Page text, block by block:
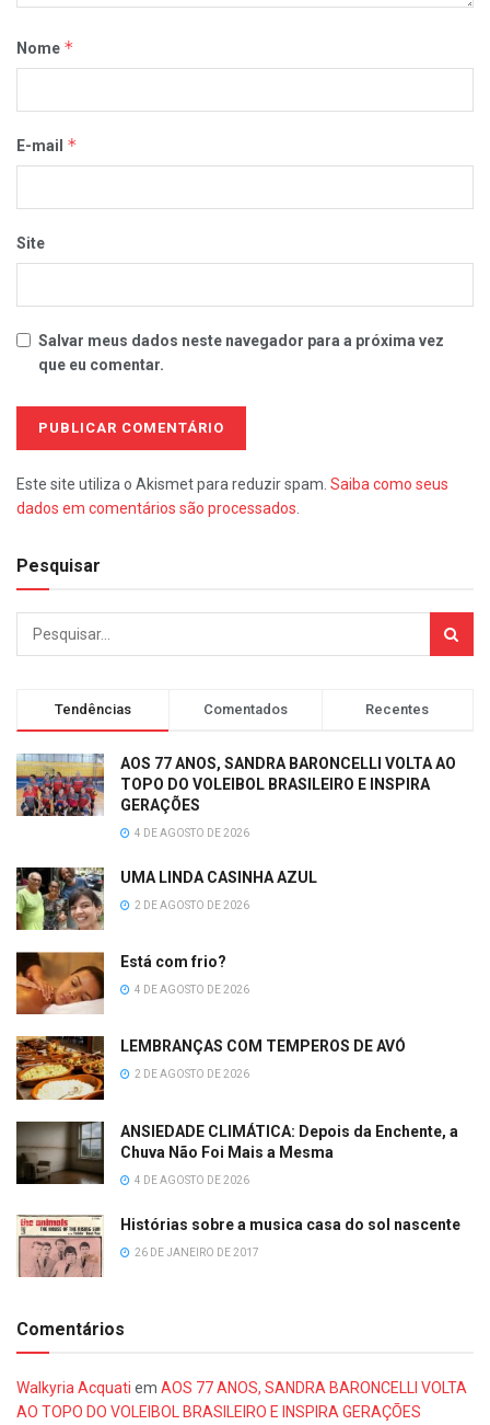
Nome *
E-mail *
Site
Salvar meus dados neste navegador para a próxima vez
que eu comentar.
Este site utiliza o Akismet para reduzir spam. Saiba como seus
dados em comentários são processados
Pesquisar
Tendências Comentados Recentes
AOS 77 ANOS, SANDRA BARONCELLI VOLTA AO
TOPO DO VOLEIBOL BRASILEIRO E INSPIRA
GERAÇÕES
4 DE AGOSTO DE 2026
UMA LINDA CASINHA AZUL
2 DE AGOSTO DE 2026
Está com frio?
4 DE AGOSTO DE 2026
LEMBRANÇAS COM TEMPEROS DE AVÓ
2 DE AGOSTO DE 2026
ANSIEDADE CLIMÁTICA: Depois da Enchente, a
Chuva Não Foi Mais a Mesma
4 DE AGOSTO DE 2026
Histórias sobre a musica casa do sol nascente
26 DE JANEIRO DE 2017
Comentários
Walkyria Acquati em AOS 77 ANOS, SANDRA BARONCELLI VOLTA
AO TOPO DO VOLEIBOL BRASILEIRO E INSPIRA GERAÇÕES